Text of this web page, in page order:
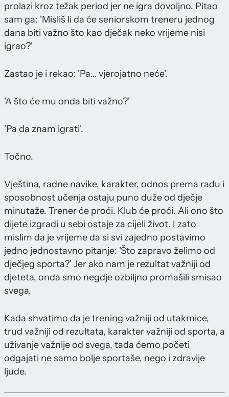
prolazi kroz težak period jer ne igra dovoljno. Pitao
sam ga: 'Misliš li da će seniorskom treneru jednog
dana biti važno što kao dječak neko vrijeme nisi
igrao?'
Zastao je i rekao: 'Pa… vjerojatno neće'.
'A što će mu onda biti važno?'
'Pa da znam igrati'.
Točno.
Vještina, radne navike, karakter, odnos prema radu i
sposobnost učenja ostaju puno duže od dječje
minutaže. Trener će proći. Klub će proći. Ali ono što
dijete izgradi u sebi ostaje za cijeli život. I zato
mislim da je vrijeme da si svi zajedno postavimo
jedno jednostavno pitanje: 'Što zapravo želimo od
dječjeg sporta?' Jer ako nam je rezultat važniji od
djeteta, onda smo negdje ozbiljno promašili smisao
svega.
Kada shvatimo da je trening važniji od utakmice,
trud važniji od rezultata, karakter važniji od sporta, a
uživanje važnije od svega, tada ćemo početi
odgajati ne samo bolje sportaše, nego i zdravije
ljude.